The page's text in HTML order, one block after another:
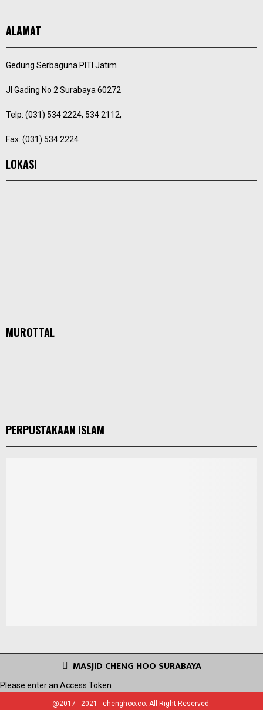
ALAMAT
Gedung Serbaguna PITI Jatim
Jl Gading No 2 Surabaya 60272
Telp: (031) 534 2224, 534 2112,
Fax: (031) 534 2224
LOKASI
MUROTTAL
PERPUSTAKAAN ISLAM
MASJID CHENG HOO SURABAYA
Please enter an Access Token
@2017 - 2021 - chenghoo.co. All Right Reserved.